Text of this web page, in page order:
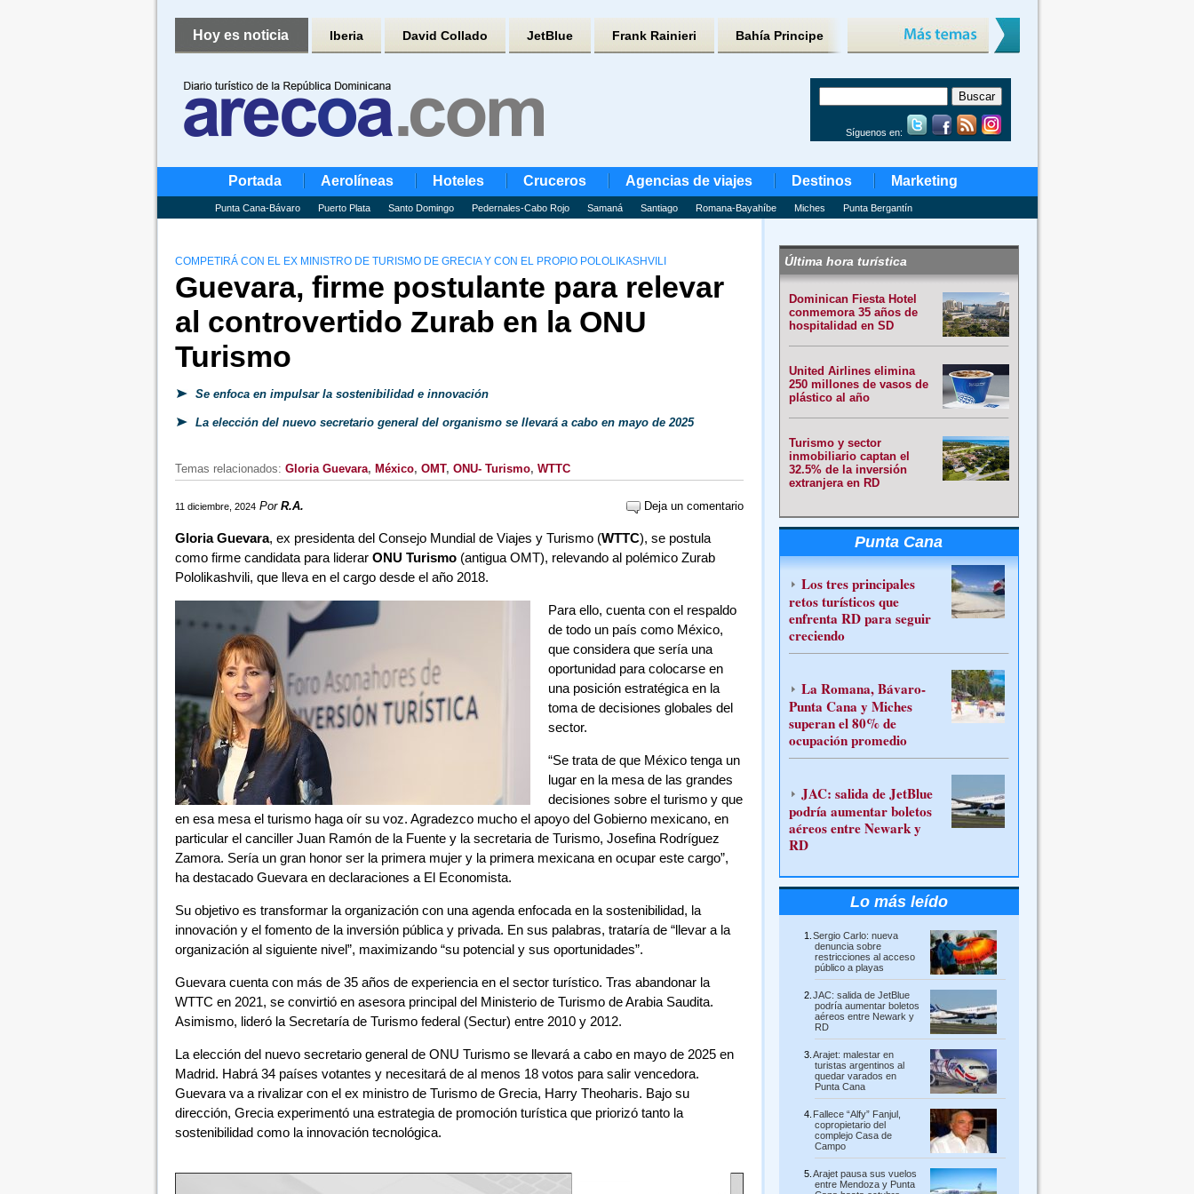
Hoy es noticia Iberia David Collado JetBlue Frank Rainieri Bahía Principe
Síguenos en:
Portada Aerolíneas Hoteles Cruceros Agencias de viajes Destinos Marketing
Punta Cana-Bávaro Puerto Plata Santo Domingo Pedernales-Cabo Rojo Samaná Santiago Romana-Bayahíbe Miches Punta Bergantín
COMPETIRÁ CON EL EX MINISTRO DE TURISMO DE GRECIA Y CON EL PROPIO POLOLIKASHVILI
Guevara, firme postulante para relevar
al controvertido Zurab en la ONU
Turismo
Se enfoca en impulsar la sostenibilidad e innovación
La elección del nuevo secretario general del organismo se llevará a cabo en mayo de 2025
Temas relacionados: Gloria Guevara, México, OMT, ONU- Turismo, WTTC
11 diciembre, 2024 Por R.A. Deja un comentario
Gloria Guevara, ex presidenta del Consejo Mundial de Viajes y Turismo (WTTC), se postula
como firme candidata para liderar ONU Turismo(antigua OMT), relevando al polémico Zurab
Pololikashvili, que lleva en el cargo desde el año 2018.
Para ello, cuenta con el respaldo
de todo un país como México,
que considera que sería una
oportunidad para colocarse en
una posición estratégica en la
toma de decisiones globales del
sector.
“Se trata de que México tenga un
lugar en la mesa de las grandes
decisiones sobre el turismo y que
en esa mesa el turismo haga oír su voz. Agradezco mucho el apoyo del Gobierno mexicano, en
particular el canciller Juan Ramón de la Fuente y la secretaria de Turismo, Josefina Rodríguez
Zamora. Sería un gran honor ser la primera mujer y la primera mexicana en ocupar este cargo”,
ha destacado Guevara en declaraciones a El Economista.
Su objetivo es transformar la organización con una agenda enfocada en la sostenibilidad, la
innovación y el fomento de la inversión pública y privada. En sus palabras, trataría de “llevar a la
organización al siguiente nivel”, maximizando “su potencial y sus oportunidades”.
Guevara cuenta con más de 35 años de experiencia en el sector turístico. Tras abandonar la
WTTC en 2021, se convirtió en asesora principal del Ministerio de Turismo de Arabia Saudita.
Asimismo, lideró la Secretaría de Turismo federal (Sectur) entre 2010 y 2012.
La elección del nuevo secretario general de ONU Turismo se llevará a cabo en mayo de 2025 en
Madrid. Habrá 34 países votantes y necesitará de al menos 18 votos para salir vencedora.
Guevara va a rivalizar con el ex ministro de Turismo de Grecia, Harry Theoharis. Bajo su
dirección, Grecia experimentó una estrategia de promoción turística que priorizó tanto la
sostenibilidad como la innovación tecnológica.
Última hora turística
Dominican Fiesta Hotel
conmemora 35 años de
hospitalidad en SD
United Airlines elimina
250 millones de vasos de
plástico al año
Turismo y sector
inmobiliario captan el
32.5% de la inversión
extranjera en RD
Punta Cana
Los tres principales
retos turísticos que
enfrenta RD para seguir
creciendo
La Romana, Bávaro-
Punta Cana y Miches
superan el 80% de
ocupación promedio
JAC: salida de JetBlue
podría aumentar boletos
aéreos entre Newark y
RD
Lo más leído
Sergio Carlo: nueva
denuncia sobre
restricciones al acceso
público a playas
JAC: salida de JetBlue
podría aumentar boletos
aéreos entre Newark y
RD
Arajet: malestar en
turistas argentinos al
quedar varados en
Punta Cana
Fallece “Alfy” Fanjul,
copropietario del
complejo Casa de
Campo
Arajet pausa sus vuelos
entre Mendoza y Punta